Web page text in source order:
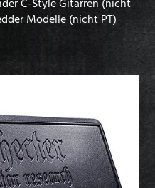
Modelle (nicht PT)